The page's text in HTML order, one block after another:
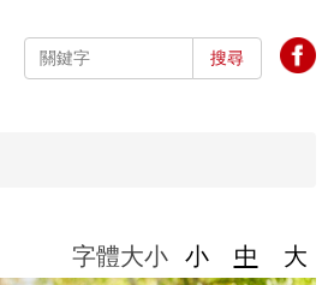
搜尋
字體大小 小 中 大